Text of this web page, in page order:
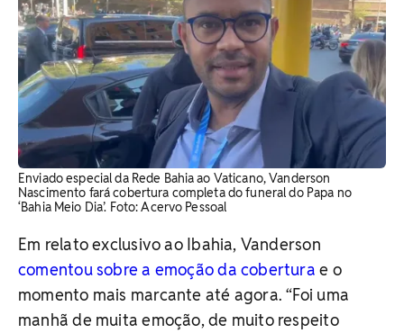
Enviado especial da Rede Bahia ao Vaticano, Vanderson
Nascimento fará cobertura completa do funeral do Papa no
‘Bahia Meio Dia’. Foto: Acervo Pessoal
Em relato exclusivo ao Ibahia, Vanderson
comentou sobre a emoção da cobertura e o
momento mais marcante até agora. “Foi uma
manhã de muita emoção, de muito respeito